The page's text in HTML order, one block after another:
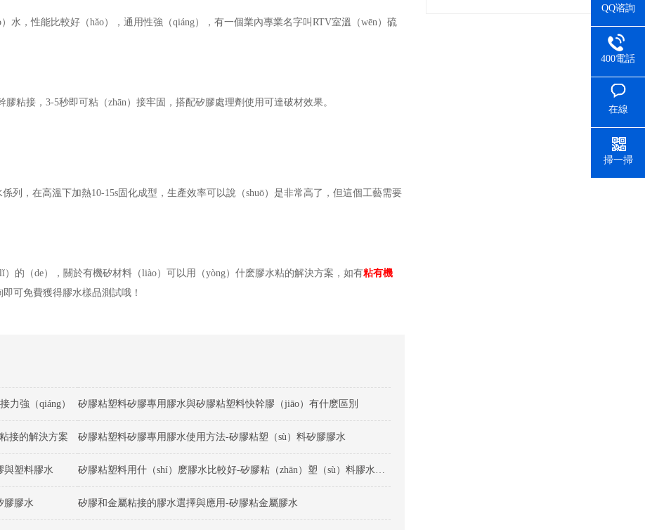
水 ，性能比較好（hǎo），通用性強（qiáng），有一個業內專業名字叫 RTV室溫（wēn）硫
膠粘接，3-5秒即可粘（zhān）接牢固，搭配矽膠處理劑使用可達破材效果。
係列，在高溫下加熱10-15s固化成型，生產效率可以說（shuō）是非常高了，但這個工藝需要
的（de），關於有機矽材料（liào）可以用（yòng）什麽膠水粘的解決方案，如有粘有機
可免費獲得膠水樣品測試哦！
力強（qiáng） 矽膠粘塑料矽膠專用膠水與矽膠粘塑料快幹膠（jiāo）有什麽區別
接的解決方案 矽膠粘塑料矽膠專用膠水使用方法-矽膠粘塑（sù）料矽膠膠水
與塑料膠水 矽膠粘塑料用什（shí）麽膠水比較好-矽膠粘（zhān）塑（sù）料膠水種類
膠膠水 矽膠和金屬粘接的膠水選擇與應用-矽膠粘金屬膠水
QQ谘詢
400電話
在線
言
掃一掃